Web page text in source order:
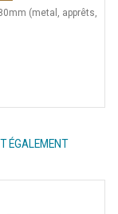
(metal, apprêts,
ÉGALEMENT